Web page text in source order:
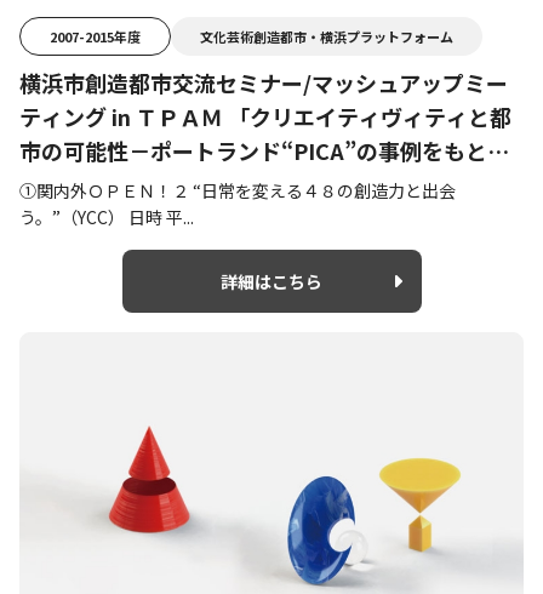
2007-2015年度 文化芸術創造都市・横浜プラットフォーム
横浜市創造都市交流セミナー/マッシュアップミー
ティング in ＴＰＡＭ 「クリエイティヴィティと都
市の可能性－ポートランド“PICA”の事例をもと
に」
①関内外ＯＰＥＮ！２ “日常を変える４８の創造力と出会
う。”（YCC） 日時 平...
詳細はこちら